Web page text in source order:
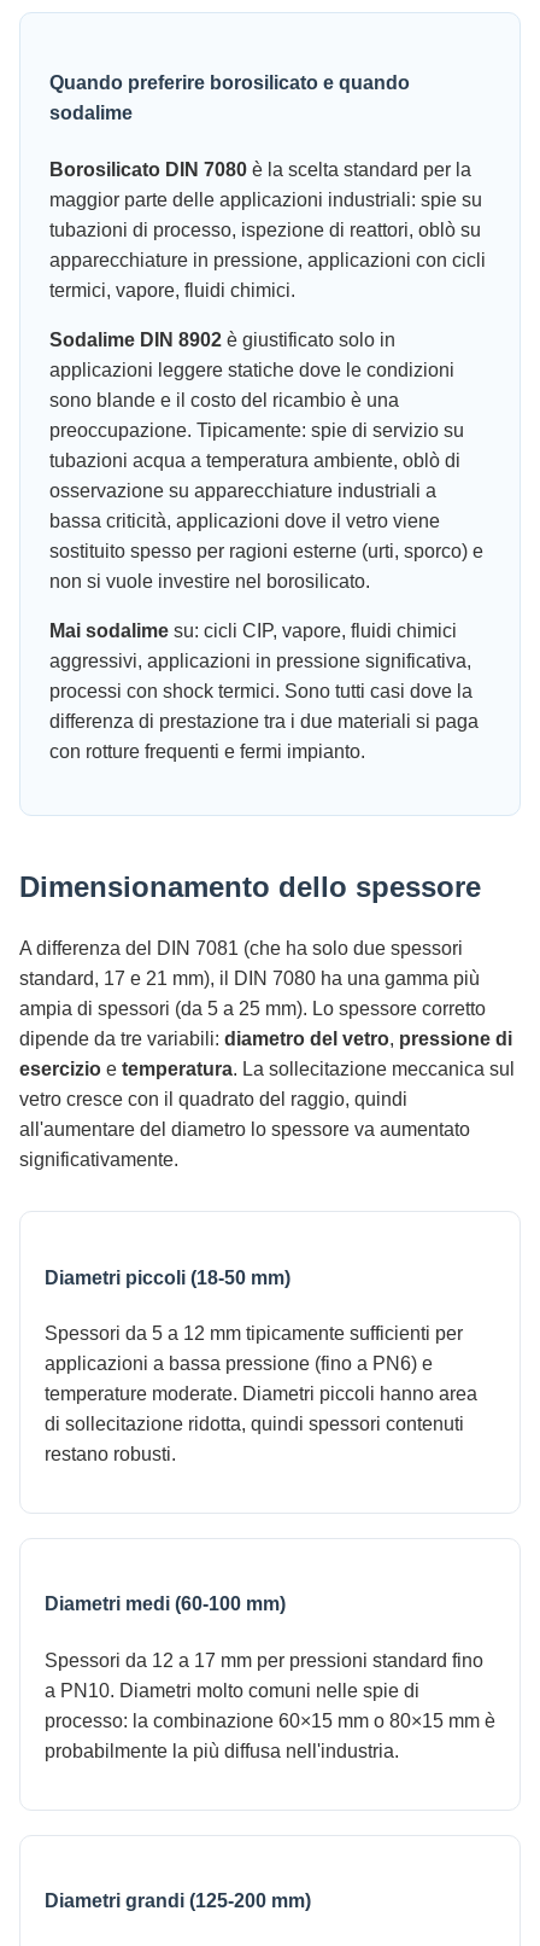
Quando preferire borosilicato e quando
sodalime
Borosilicato DIN 7080 è la scelta standard per la
maggior parte delle applicazioni industriali: spie su
tubazioni di processo, ispezione di reattori, oblò su
apparecchiature in pressione, applicazioni con cicli
termici, vapore, fluidi chimici.
Sodalime DIN 8902 è giustificato solo in
applicazioni leggere statiche dove le condizioni
sono blande e il costo del ricambio è una
preoccupazione. Tipicamente: spie di servizio su
tubazioni acqua a temperatura ambiente, oblò di
osservazione su apparecchiature industriali a
bassa criticità, applicazioni dove il vetro viene
sostituito spesso per ragioni esterne (urti, sporco) e
non si vuole investire nel borosilicato.
Mai sodalime su: cicli CIP, vapore, fluidi chimici
aggressivi, applicazioni in pressione significativa,
processi con shock termici. Sono tutti casi dove la
differenza di prestazione tra i due materiali si paga
con rotture frequenti e fermi impianto.
Dimensionamento dello spessore
A differenza del DIN 7081 (che ha solo due spessori
standard, 17 e 21 mm), il DIN 7080 ha una gamma più
ampia di spessori (da 5 a 25 mm). Lo spessore corretto
dipende da tre variabili: diametro del vetro, pressione di
esercizio e temperatura. La sollecitazione meccanica sul
vetro cresce con il quadrato del raggio, quindi
all'aumentare del diametro lo spessore va aumentato
significativamente.
Diametri piccoli (18-50 mm)
Spessori da 5 a 12 mm tipicamente sufficienti per
applicazioni a bassa pressione (fino a PN6) e
temperature moderate. Diametri piccoli hanno area
di sollecitazione ridotta, quindi spessori contenuti
restano robusti.
Diametri medi (60-100 mm)
Spessori da 12 a 17 mm per pressioni standard fino
a PN10. Diametri molto comuni nelle spie di
processo: la combinazione 60×15 mm o 80×15 mm è
probabilmente la più diffusa nell'industria.
Diametri grandi (125-200 mm)